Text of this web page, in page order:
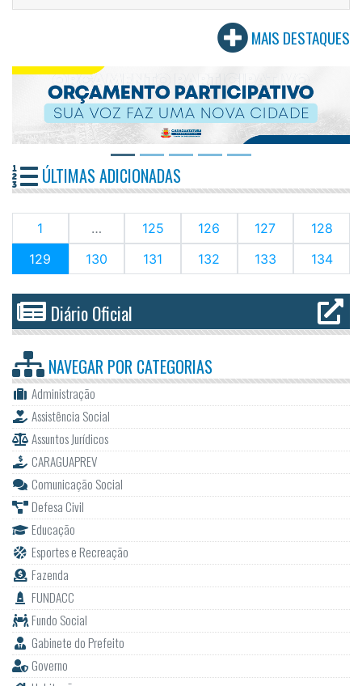
MAIS DESTAQUES
ÚLTIMAS ADICIONADAS
1 … 125 126 127
128
129 (current)
130 131 132 133 134
Diário Oficial
NAVEGAR POR CATEGORIAS
Administração
Assistência Social
Assuntos Jurídicos
CARAGUAPREV
Comunicação Social
Defesa Civil
Educação
Esportes e Recreação
Fazenda
FUNDACC
Fundo Social
Gabinete do Prefeito
Governo